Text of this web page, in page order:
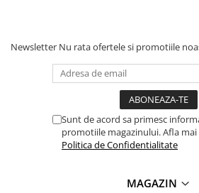
Newsletter Nu rata ofertele si promotiile
Sunt de acord sa primesc
promotiile magazinului. Afla
Politica de Confidentialitate
MAGAZIN